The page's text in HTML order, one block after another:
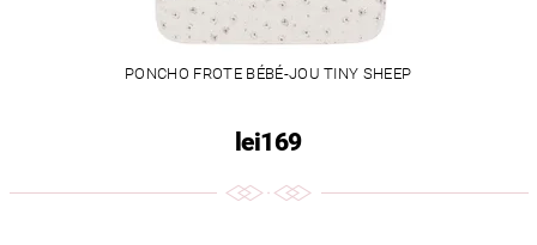
PONCHO FROTE BÉBÉ-JOU TINY SHEEP
lei169